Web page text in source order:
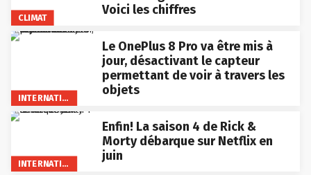
CLIMAT
Voici les chiffres
INTERNATIONAL
Le OnePlus 8 Pro va être mis à
jour, désactivant le capteur
permettant de voir à travers les
objets
INTERNATIONAL
Enfin! La saison 4 de Rick &
Morty débarque sur Netflix en
juin